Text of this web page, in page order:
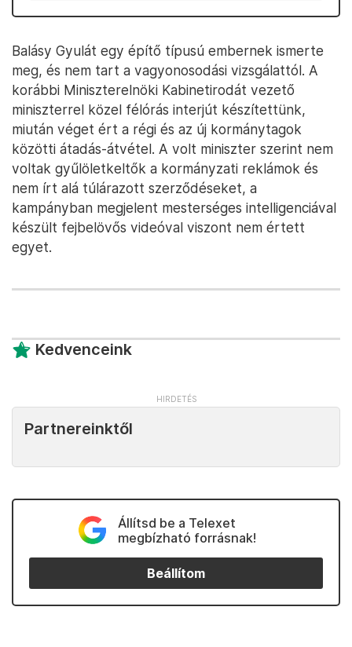
Balásy Gyulát egy építő típusú embernek ismerte
meg, és nem tart a vagyonosodási vizsgálattól. A
korábbi Miniszterelnöki Kabinetirodát vezető
miniszterrel közel félórás interjút készítettünk,
miután véget ért a régi és az új kormánytagok
közötti átadás-átvétel. A volt miniszter szerint nem
voltak gyűlöletkeltők a kormányzati reklámok és
nem írt alá túlárazott szerződéseket, a
kampányban megjelent mesterséges intelligenciával
készült fejbelövős videóval viszont nem értett
egyet.
Kedvenceink
Partnereinktől
Állítsd be a Telexet
megbízható forrásnak!
Beállítom